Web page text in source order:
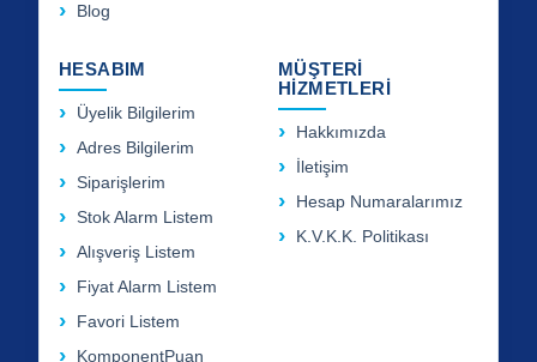
Blog
HESABIM
Üyelik Bilgilerim
Adres Bilgilerim
Siparişlerim
Stok Alarm Listem
Alışveriş Listem
Fiyat Alarm Listem
Favori Listem
KomponentPuan
MÜŞTERİ
HİZMETLERİ
Hakkımızda
İletişim
Hesap Numaralarımız
K.V.K.K. Politikası